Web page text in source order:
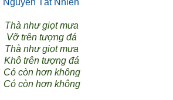
Tất Nhiên
Thà như giọt mưa
Vỡ trên tượng đá
Thà như giọt mưa
Khô trên tượng đá
Có còn hơn không
Có còn hơn không